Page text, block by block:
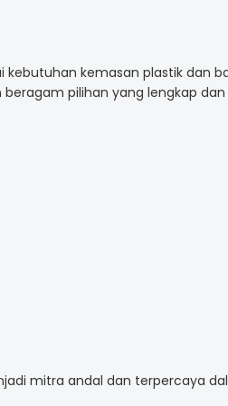
kemasan plastik dan
beragam pilihan yang lengkap
mitra andal dan terpercaya